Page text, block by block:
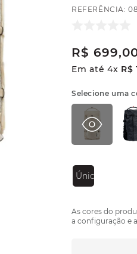
REFERÊNCIA:
R$ 699,
Em até 4x R$
Selecione uma
Único
As cores do
a configuração e